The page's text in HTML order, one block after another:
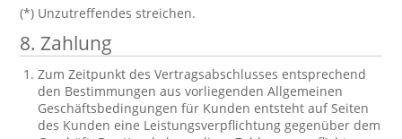
(*) Unzutreffendes streichen.
8. Zahlung
Zum Zeitpunkt des Vertragsabschlusses entsprechend
den Bestimmungen aus vorliegenden Allgemeinen
Geschäftsbedingungen für Kunden entsteht auf Seiten
des Kunden eine Leistungsverpflichtung gegenüber dem